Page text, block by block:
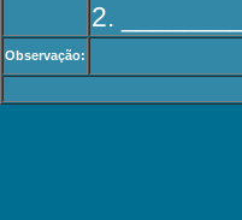
2.
Observação: